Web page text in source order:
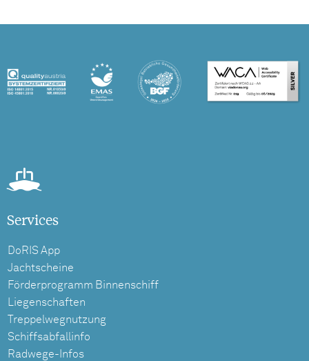
Services
DoRIS App
Jachtscheine
Förderprogramm Binnenschiff
Liegenschaften
Treppelwegnutzung
Schiffsabfallinfo
Radwege-Infos